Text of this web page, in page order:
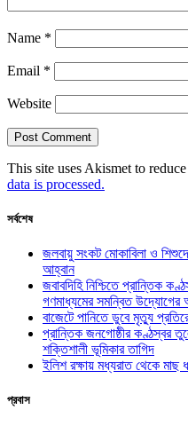
Name *
Email *
Website
This site uses Akismet to reduce
data is processed.
সর্বশেষ
জলবায়ু সংকট মোকাবিলা ও
আহ্বান
জবাবদিহি নিশ্চিতে প্রান্তিক
গণমাধ্যমের সমন্বিত উদ্যোগের
বাজেটে পানিতে ডুবে মৃত্যু
প্রান্তিক জনগোষ্ঠীর কণ্ঠস্বর
শক্তিশালী ভূমিকার তাগিদ
ইলিশ রক্ষায় মধ্যরাত থেকে মাছ
প্রবাস